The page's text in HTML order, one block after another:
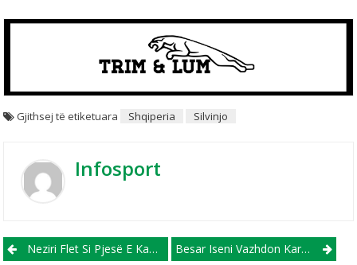
Gjithsej të etiketuara Shqiperia Silvinjo
Infosport
Post navigation
Neziri Flet Si Pjesë E Kampionëve Vjeshtorë: Kam Ndërruar Ekip, Por Jo Edhe Ambiciet Besar Iseni Vazhdon Karrierën Në Kosovë!